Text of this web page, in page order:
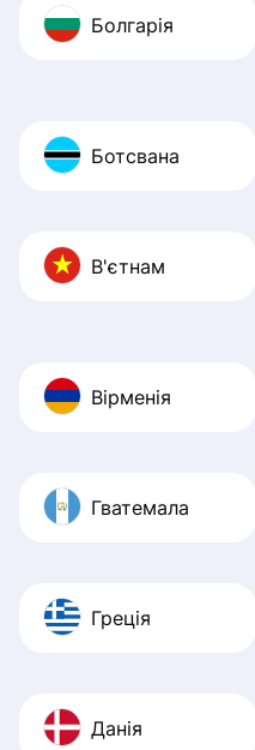
Болгарія
Ботсвана
В'єтнам
Вірменія
Гватемала
Греція
Данія